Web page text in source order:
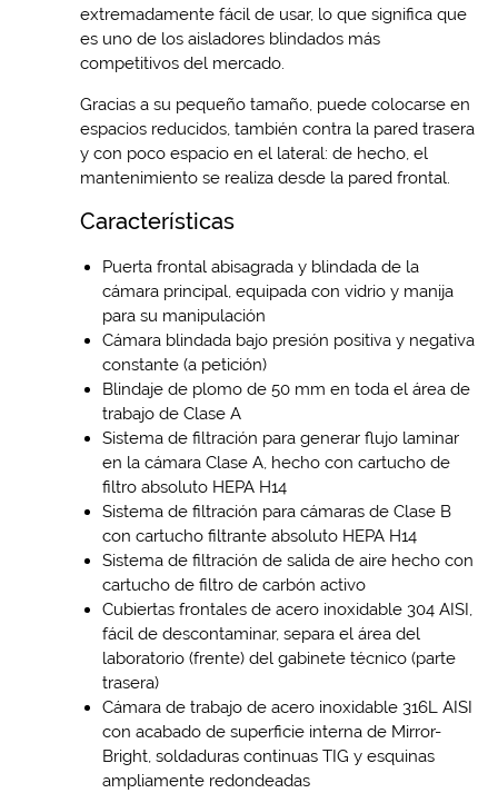
extremadamente fácil de usar, lo que significa que
es uno de los aisladores blindados más
competitivos del mercado.
Gracias a su pequeño tamaño, puede colocarse en
espacios reducidos, también contra la pared trasera
y con poco espacio en el lateral: de hecho, el
mantenimiento se realiza desde la pared frontal.
Características
Puerta frontal abisagrada y blindada de la
cámara principal, equipada con vidrio y manija
para su manipulación
Cámara blindada bajo presión positiva y negativa
constante (a petición)
Blindaje de plomo de 50 mm en toda el área de
trabajo de Clase A
Sistema de filtración para generar flujo laminar
en la cámara Clase A, hecho con cartucho de
filtro absoluto HEPA H14
Sistema de filtración para cámaras de Clase B
con cartucho filtrante absoluto HEPA H14
Sistema de filtración de salida de aire hecho con
cartucho de filtro de carbón activo
Cubiertas frontales de acero inoxidable 304 AISI,
fácil de descontaminar, separa el área del
laboratorio (frente) del gabinete técnico (parte
trasera)
Cámara de trabajo de acero inoxidable 316L AISI
con acabado de superficie interna de Mirror-
Bright, soldaduras continuas TIG y esquinas
ampliamente redondeadas